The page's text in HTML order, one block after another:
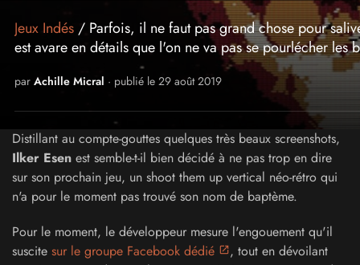
Jeux Indés / Parfois, il ne faut pas grand chose pour
est avare en détails que l'on ne va pas se pourlécher les
par Achille Micral · publié le 29 août 2019
Distillant au compte-gouttes quelques très beaux screenshots,
Ilker Esen est semble-t-il bien décidé à ne pas trop en dire
sur son prochain jeu, un shoot them up vertical néo-rétro qui
n'a pour le moment pas trouvé son nom de baptème.
Pour le moment, le développeur mesure l'engouement qu'il
suscite sur le groupe Facebook dédié
, tout en dévoilant